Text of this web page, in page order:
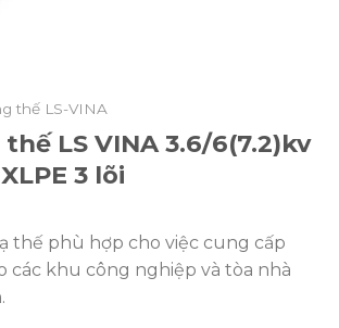
thế LS-VINA
LS VINA 3.6/6(7.2)kv
3 lõi
thế phù hợp cho việc cung cấp
các khu công nghiệp và tòa nhà